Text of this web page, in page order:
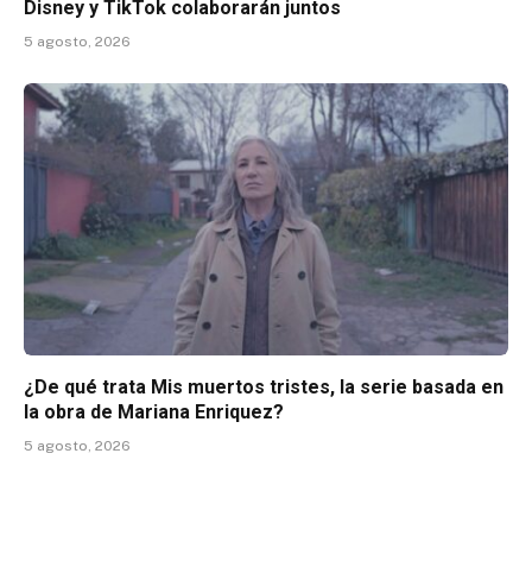
Disney y TikTok colaborarán juntos
5 agosto, 2026
¿De qué trata Mis muertos tristes, la serie basada en
la obra de Mariana Enriquez?
5 agosto, 2026